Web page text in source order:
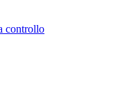
controllo